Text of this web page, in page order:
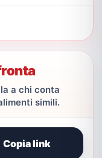
a chi conta
simili.
Copia link